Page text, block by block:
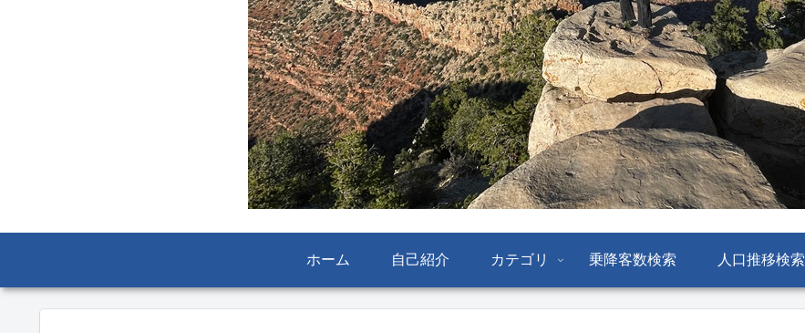
ホーム 自己紹介 カテゴリ 乗降客数検索 人口推移検索